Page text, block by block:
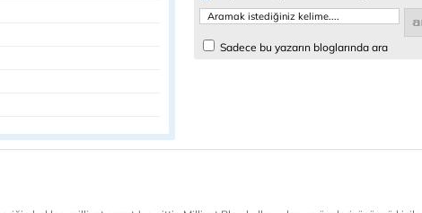
Sadece bu yazarın bloglarında ara